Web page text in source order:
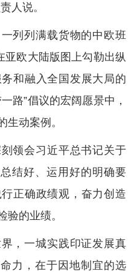
人说。
列列满载货物的中欧班
亚欧大陆版图上勾勒出纵
和融入全国发展大局的
路”倡议的宏阔愿景中，
生动案例。
领会习近平总书记关于
结好、运用好的明确要
正确政绩观，奋力创造
验的业绩。
，一城实践印证发展真
力，在于因地制宜的选